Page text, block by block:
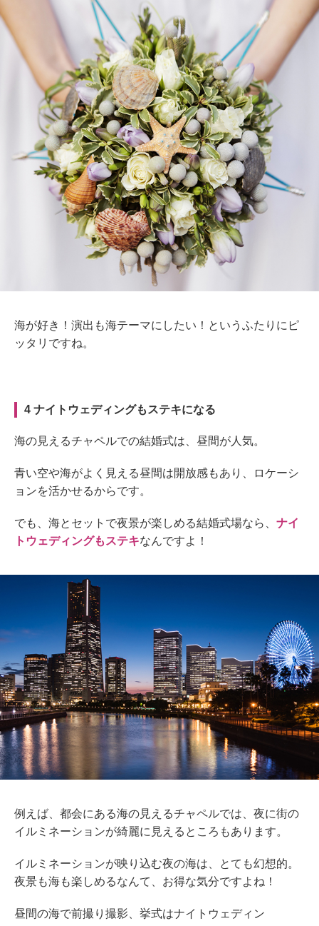
海が好き！演出も海テーマにしたい！というふたりにピ
ッタリですね。
4 ナイトウェディングもステキになる
海の見えるチャペルでの結婚式は、昼間が人気。
青い空や海がよく見える昼間は開放感もあり、ロケーシ
ョンを活かせるからです。
でも、海とセットで夜景が楽しめる結婚式場なら、 ナイ
トウェディングもステキなんですよ！
例えば、都会にある海の見えるチャペルでは、夜に街の
イルミネーションが綺麗に見えるところもあります。
イルミネーションが映り込む夜の海は、とても幻想的。
夜景も海も楽しめるなんて、お得な気分ですよね！
昼間の海で前撮り撮影、挙式はナイトウェディン